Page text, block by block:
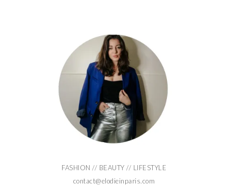
FASHION // BEAUTY // LIFESTYLE
contact@elodieinparis.com